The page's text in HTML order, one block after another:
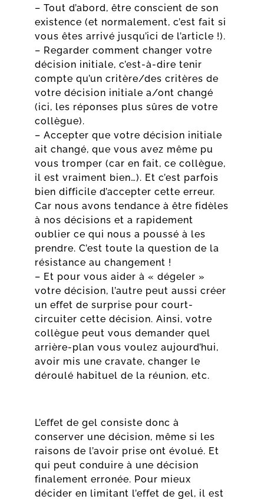
– Tout d’abord, être conscient de son
existence (et normalement, c’est fait si
vous êtes arrivé jusqu’ici de l’article !).
– Regarder comment changer votre
décision initiale, c’est-à-dire tenir
compte qu’un critère/des critères de
votre décision initiale a/ont changé
(ici, les réponses plus sûres de votre
collègue).
– Accepter que votre décision initiale
ait changé, que vous avez même pu
vous tromper (car en fait, ce collègue,
il est vraiment bien…). Et c’est parfois
bien difficile d’accepter cette erreur.
Car nous avons tendance à être fidèles
à nos décisions et a rapidement
oublier ce qui nous a poussé à les
prendre. C’est toute la question de la
résistance au changement !
– Et pour vous aider à « dégeler »
votre décision, l’autre peut aussi créer
un effet de surprise pour court-
circuiter cette décision. Ainsi, votre
collègue peut vous demander quel
arrière-plan vous voulez aujourd’hui,
avoir mis une cravate, changer le
déroulé habituel de la réunion, etc.
L’effet de gel consiste donc à
conserver une décision, même si les
raisons de l’avoir prise ont évolué. Et
qui peut conduire à une décision
finalement erronée. Pour mieux
décider en limitant l’effet de gel, il est